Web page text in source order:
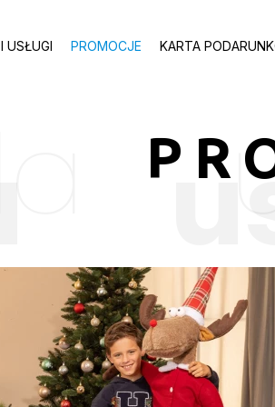
USŁUGI PROMOCJE KARTA